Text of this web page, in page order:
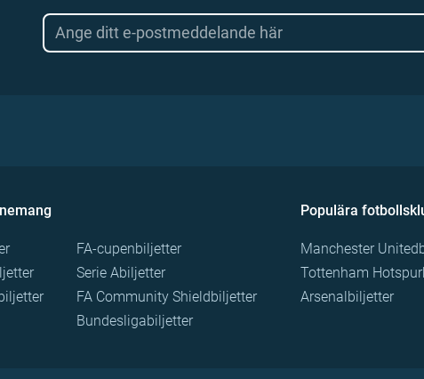
FA-cupenbiljetter
Serie Abiljetter
FA Community Shieldbiljetter
Bundesligabiljetter
Populära
Manchester
Tottenham
Arsenalbiljetter